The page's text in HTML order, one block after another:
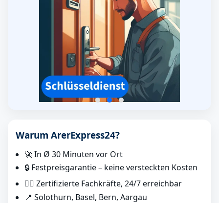
Warum ArerExpress24?
🚀 In Ø 30 Minuten vor Ort
🔒 Festpreisgarantie – keine versteckten Kosten
👷‍♂️ Zertifizierte Fachkräfte, 24/7 erreichbar
📍 Solothurn, Basel, Bern, Aargau